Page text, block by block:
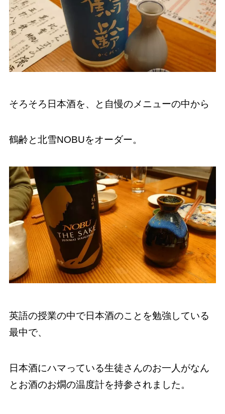
そろそろ日本酒を、と自慢のメニューの中から
鶴齢と北雪NOBUをオーダー。
英語の授業の中で日本酒のことを勉強している
最中で、
日本酒にハマっている生徒さんのお一人がなん
とお酒のお燗の温度計を持参されました。